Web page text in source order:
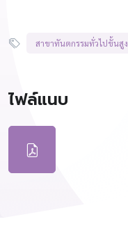
สาขาทันตกรรมทั่วไปขั้นสูง
ไฟล์แนบ